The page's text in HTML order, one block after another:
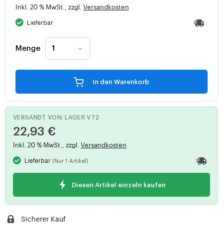
Inkl. 20 % MwSt., zzgl. Versandkosten
Lieferbar
Menge
In den Warenkorb
VERSANDT VON: LAGER V72
22,93 €
Inkl. 20 % MwSt., zzgl. Versandkosten
Lieferbar(Nur 1 Artikel)
Diesen Artikel einzeln kaufen
Sicherer Kauf